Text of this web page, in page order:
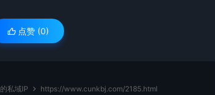
点赞 (0)
私域IP https://www.cunkbj.com/2185.html